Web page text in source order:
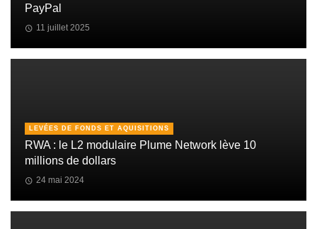
PayPal
11 juillet 2025
LEVÉES DE FONDS ET AQUISITIONS
RWA : le L2 modulaire Plume Network lève 10
millions de dollars
24 mai 2024